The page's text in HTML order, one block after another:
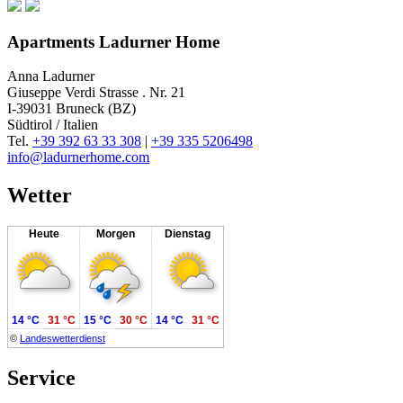
Apartments Ladurner Home
Anna Ladurner
Giuseppe Verdi Strasse . Nr. 21
I-39031 Bruneck (BZ)
Südtirol / Italien
Tel. +39 392 63 33 308 | +39 335 5206498
info@ladurnerhome.com
Wetter
Heute Morgen Dienstag
© Landeswetterdienst
14 °C 31 °C 15 °C 30 °C 14 °C 31 °C
Service